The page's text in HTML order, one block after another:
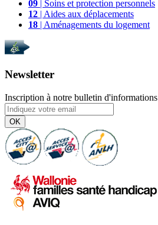
09 | Soins et protection personnels
12 | Aides aux déplacements
18 | Aménagements du logement
Newsletter
Inscription à notre bulletin d'informations
OK